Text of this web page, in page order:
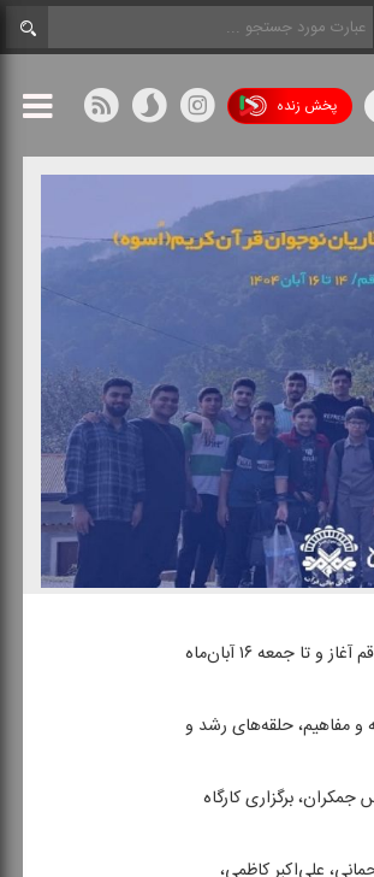
پخش زنده
به گزارش پایگاه اطلاع رسانی رادیو قرآن ،چهارمین اردوی تیم ملی قاریان نوجوان قرآن كریم (اُسوه)، از امروز چهارشنبه ۱۴ آبان در مجتمع فرهنگی نور شهر مقدس قم آغاز و تا جمعه ۱۶ آبان‌ماه
مفاهیم، حلقه‌های رشد و
برگزاری كارگاه
علی‌اكبر كاظمی،